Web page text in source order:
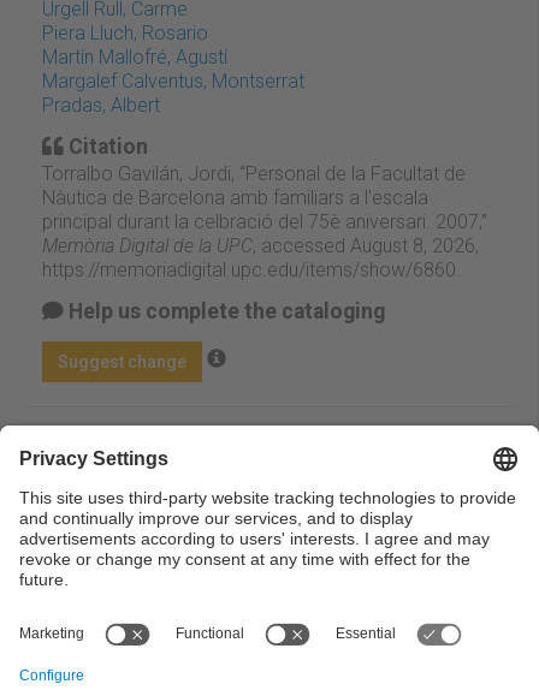
Urgell Rull, Carme
Piera Lluch, Rosario
Martín Mallofré, Agustí
Margalef Calventus, Montserrat
Pradas, Albert
Citation
Torralbo Gavilán, Jordi, “Personal de la Facultat de
Nàutica de Barcelona amb familiars a l'escala
principal durant la celbració del 75è aniversari. 2007,”
Memòria Digital de la UPC, accessed August 8, 2026,
https://memoriadigital.upc.edu/items/show/6860
Help us complete the cataloging
Suggest change
Facebook
Except where otherwise noted, content on this work is
licensed under a Creative Commons license: